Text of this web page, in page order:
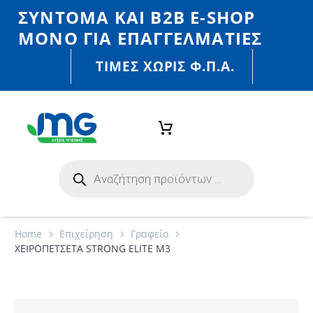
ΣΎΝΤΟΜΑ ΚΑΙ Β2Β E-SHOP
MONO ΓΙΑ ΕΠΑΓΓΕΛΜΑΤΊΕΣ
ΤΙΜΈΣ ΧΩΡΙΣ Φ.Π.Α.
Home Eπιχείρηση
Γραφείο
ΧΕΙΡΟΠΕΤΣΕΤΑ STRONG ELITE M3